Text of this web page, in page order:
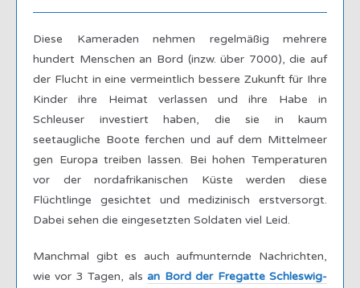
Diese Kameraden nehmen regelmäßig mehrere
hundert Menschen an Bord (inzw. über 7000), die auf
der Flucht in eine vermeintlich bessere Zukunft für Ihre
Kinder ihre Heimat verlassen und ihre Habe in
Schleuser investiert haben, die sie in kaum
seetaugliche Boote ferchen und auf dem Mittelmeer
gen Europa treiben lassen. Bei hohen Temperaturen
vor der nordafrikanischen Küste werden diese
Flüchtlinge gesichtet und medizinisch erstversorgt.
Dabei sehen die eingesetzten Soldaten viel Leid.
Manchmal gibt es auch aufmunternde Nachrichten,
wie vor 3 Tagen, alsan Bord der Fregatte Schleswig-